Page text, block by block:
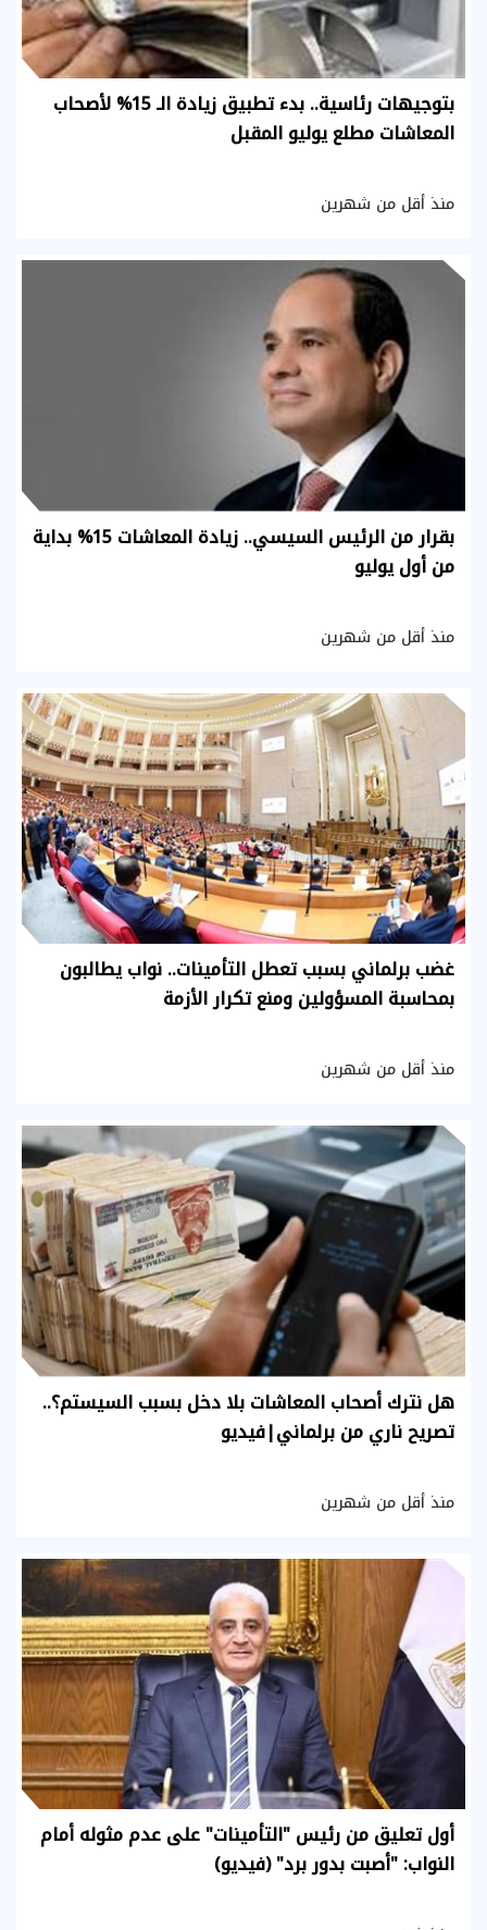
بتوجيهات رئاسية.. بدء تطبيق زيادة الـ 15% لأصحاب
المعاشات مطلع يوليو المقبل
منذ أقل من شهرين
بقرار من الرئيس السيسي.. زيادة المعاشات 15% بداية
من أول يوليو
منذ أقل من شهرين
غضب برلماني بسبب تعطل التأمينات.. نواب يطالبون
بمحاسبة المسؤولين ومنع تكرار الأزمة
منذ أقل من شهرين
هل نترك أصحاب المعاشات بلا دخل بسبب السيستم؟..
تصريح ناري من برلماني|فيديو
منذ أقل من شهرين
أول تعليق من رئيس "التأمينات" على عدم مثوله أمام
النواب: "أصبت بدور برد" (فيديو)